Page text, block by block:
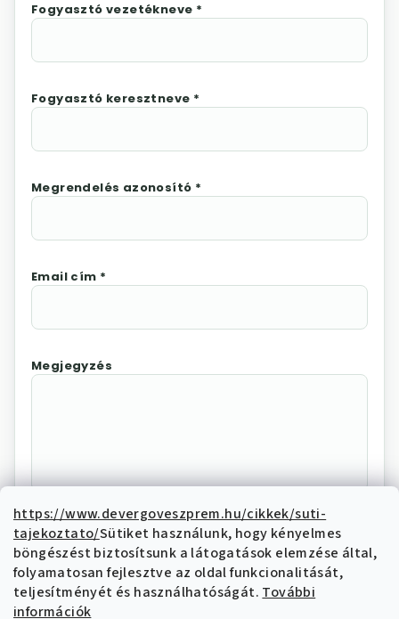
https://www.devergoveszprem.hu/cikkek/suti-
tajekoztato/Sütiket használunk, hogy kényelmes
böngészést biztosítsunk a látogatások elemzése által,
folyamatosan fejlesztve az oldal funkcionalitását,
teljesítményét és használhatóságát. További
információk
Fogyasztó vezetékneve *
Fogyasztó keresztneve *
Megrendelés azonosító *
Email cím *
Megjegyzés
Az "Elállás megerősítése"
megnyomásával Ön elektronikus úton
elállási nyilatkozatot tesz és nyilatkozik,
hogy megismerte és elfogadja az elállási